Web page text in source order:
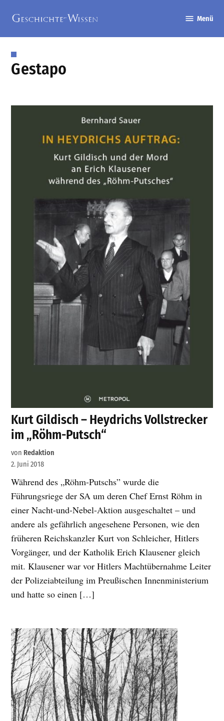
Inhalt
springen
Wissen
Menü
Gestapo
Kurt Gildisch – Heydrichs Vollstrecker
im „Röhm-Putsch“
von Redaktion
2. Juni 2018
Während des „Röhm-Putschs” wurde die
Führungsriege der SA um deren Chef Ernst Röhm in
einer Nacht-und-Nebel-Aktion ausgeschaltet – und
andere als gefährlich angesehene Personen, wie den
früheren Reichskanzler Kurt von Schleicher, Hitlers
Vorgänger, und der Katholik Erich Klausener gleich
mit. Klausener war vor Hitlers Machtübernahme Leiter
der Polizeiabteilung im Preußischen Innenministerium
und hatte so einen […]